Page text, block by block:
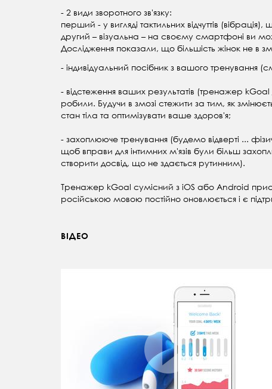
- 2 види зворотного зв'язку:
перший - у вигляді тактильних відчуттів
другий – візуальна – на своєму смартфоні ви
Дослідження показали, що більшість жінок не в
- індивідуальний посібник з вашого
- відстеження ваших результатів (тренажер
робили. Будучи в змозі стежити за тим, як
стан тіла та оптимізувати ваше здоров'я;
- захоплююче тренування (будемо відверті ...
щоб вправи для інтимних м'язів були більш
створити досвід, що не здається рутинним).
Тренажер kGoal сумісний з iOS або Android
російською мовою постійно оновлюється і є
ВІДЕО